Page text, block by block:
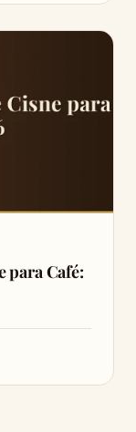
para Café: